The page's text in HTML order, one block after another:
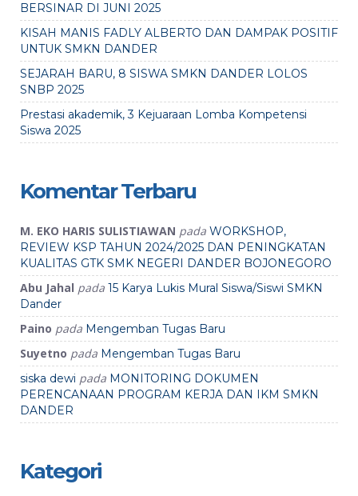
BERSINAR DI JUNI 2025
KISAH MANIS FADLY ALBERTO DAN DAMPAK POSITIF
UNTUK SMKN DANDER
SEJARAH BARU, 8 SISWA SMKN DANDER LOLOS
SNBP 2025
Prestasi akademik, 3 Kejuaraan Lomba Kompetensi
Siswa 2025
Komentar Terbaru
M. EKO HARIS SULISTIAWAN pada WORKSHOP,
REVIEW KSP TAHUN 2024/2025 DAN PENINGKATAN
KUALITAS GTK SMK NEGERI DANDER BOJONEGORO
Abu Jahal pada 15 Karya Lukis Mural Siswa/Siswi SMKN
Dander
Paino pada Mengemban Tugas Baru
Suyetno pada Mengemban Tugas Baru
siska dewi pada MONITORING DOKUMEN
PERENCANAAN PROGRAM KERJA DAN IKM SMKN
DANDER
Kategori